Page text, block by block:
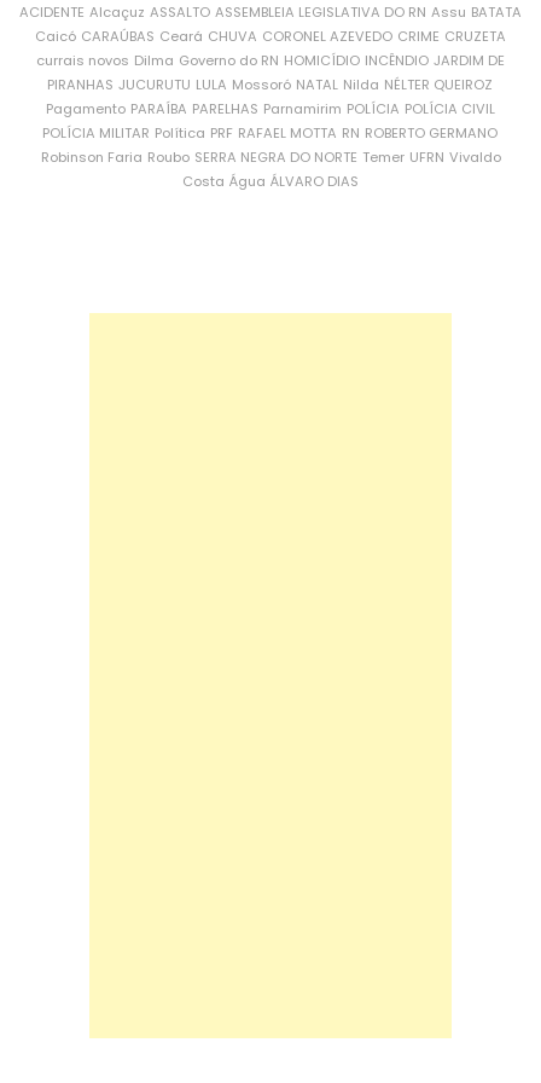
ACIDENTE Alcaçuz ASSALTO ASSEMBLEIA LEGISLATIVA DO RN Assu BATATA
Caicó CARAÚBAS Ceará CHUVA CORONEL AZEVEDO CRIME CRUZETA
currais novos Dilma Governo do RN HOMICÍDIO INCÊNDIO JARDIM DE
PIRANHAS JUCURUTU LULA Mossoró NATAL Nilda NÉLTER QUEIROZ
Pagamento PARAÍBA PARELHAS Parnamirim POLÍCIA POLÍCIA CIVIL
POLÍCIA MILITAR Política PRF RAFAEL MOTTA RN ROBERTO GERMANO
Robinson Faria Roubo SERRA NEGRA DO NORTE Temer UFRN Vivaldo
Costa Água ÁLVARO DIAS